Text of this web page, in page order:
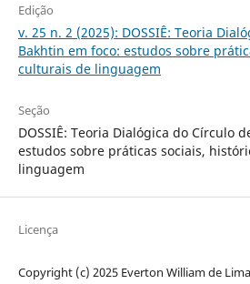
Edição
v. 25 n. 2 (2025): DOSSIÊ: Teoria
Bakhtin em foco: estudos sobre
culturais de linguagem
Seção
DOSSIÊ: Teoria Dialógica do Círculo
estudos sobre práticas sociais,
linguagem
Licença
Copyright (c) 2025 Everton William de